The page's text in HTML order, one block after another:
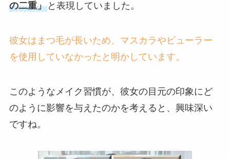
の二重」と表現していました。
彼女はまつ毛が長いため、マスカラやビューラー
を使用していなかったと明かしています。
このようなメイク習慣が、彼女の目元の印象にど
のように影響を与えたのかを考えると、興味深い
ですね。